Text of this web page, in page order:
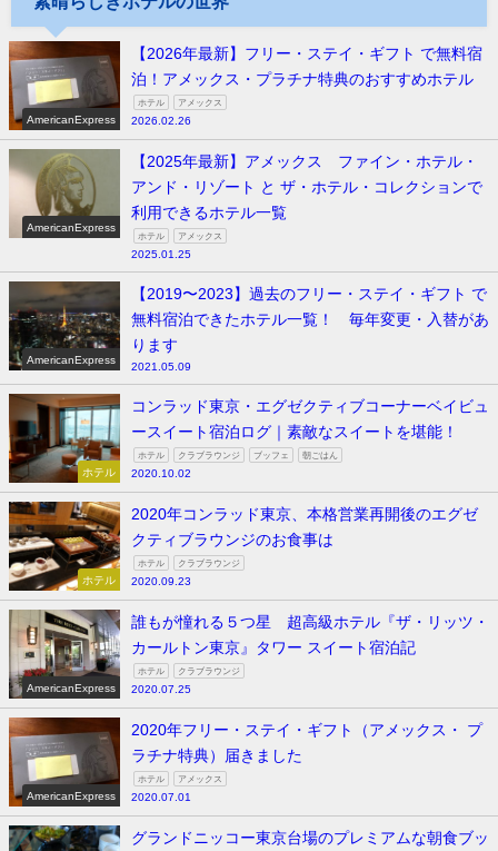
AmericanExpress
【2026年最新】フリー・ステイ・ギフト で無料宿
泊！アメックス・プラチナ特典のおすすめホテル
ホテル アメックス
2026.02.26
AmericanExpress
【2025年最新】アメックス ファイン・ホテル・
アンド・リゾート と ザ・ホテル・コレクションで
利用できるホテル一覧
ホテル アメックス
2025.01.25
AmericanExpress
【2019〜2023】過去のフリー・ステイ・ギフト で
無料宿泊できたホテル一覧！ 毎年変更・入替があ
ります
2021.05.09
ホテル
コンラッド東京・エグゼクティブコーナーベイビュ
ースイート宿泊ログ｜素敵なスイートを堪能！
ホテル クラブラウンジ ブッフェ 朝ごはん
2020.10.02
ホテル
2020年コンラッド東京、本格営業再開後のエグゼ
クティブラウンジのお食事は
ホテル クラブラウンジ
2020.09.23
AmericanExpress
誰もが憧れる５つ星 超高級ホテル『ザ・リッツ・
カールトン東京』タワー スイート宿泊記
ホテル クラブラウンジ
2020.07.25
AmericanExpress
2020年フリー・ステイ・ギフト（アメックス・ プ
ラチナ特典）届きました
ホテル アメックス
2020.07.01
グランドニッコー東京台場のプレミアムな朝食ブッ